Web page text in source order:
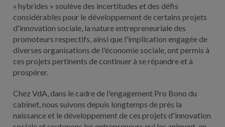
« hybrides » soulève des incertitudes et des défis
considérables pour le développement de certains projets
d'innovation sociale, la nature entrepreneuriale des
promoteurs respectifs, ainsi que l'implication engagée de
diverses organisations de l'économie sociale, ont permis à
ces projets pertinents de continuer à se répandre et à
prospérer.
Chez VdA, dans le cadre de l'engagement Pro Bono du
cabinet, nous suivons depuis longtemps de près la
naissance et le développement de ces projets d'innovation